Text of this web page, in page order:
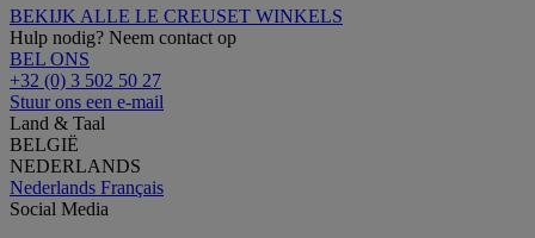
BEKIJK ALLE LE CREUSET WINKELS
Hulp nodig? Neem contact op
BEL ONS
+32 (0) 3 502 50 27
Stuur ons een e-mail
Land & Taal
BELGIË
NEDERLANDS
Nederlands Français
Social Media